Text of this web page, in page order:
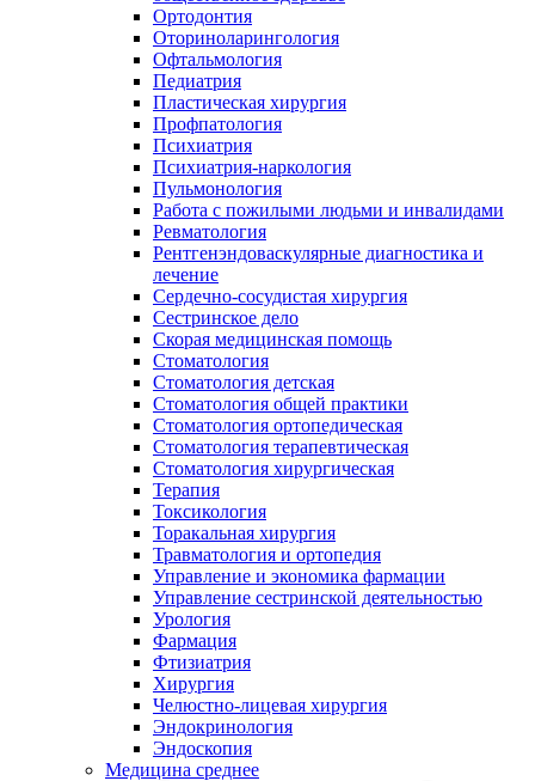
Ортодонтия
Оториноларингология
Офтальмология
Педиатрия
Пластическая хирургия
Профпатология
Психиатрия
Психиатрия-наркология
Пульмонология
Работа с пожилыми людьми и инвалидами
Ревматология
Рентгенэндоваскулярные диагностика и
лечение
Сердечно-сосудистая хирургия
Сестринское дело
Скорая медицинская помощь
Стоматология
Стоматология детская
Стоматология общей практики
Стоматология ортопедическая
Стоматология терапевтическая
Стоматология хирургическая
Терапия
Токсикология
Торакальная хирургия
Травматология и ортопедия
Управление и экономика фармации
Управление сестринской деятельностью
Урология
Фармация
Фтизиатрия
Хирургия
Челюстно-лицевая хирургия
Эндокринология
Эндоскопия
Медицина среднее